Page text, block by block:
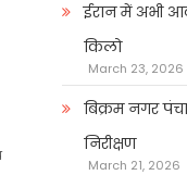
ईरान में अभी
किलो
March 23, 2026
बिक्रम नगर
निरीक्षण
March 21, 2026